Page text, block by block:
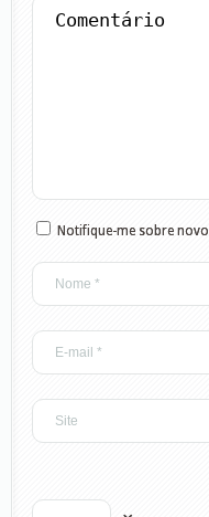
Notifique-me sobre